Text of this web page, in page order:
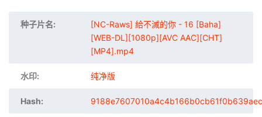
种子片名:
[NC-Raws] 給不滅的你 - 16 [Baha]
[WEB-DL][1080p][AVC AAC][CHT]
[MP4].mp4
水印: 纯净版
Hash: